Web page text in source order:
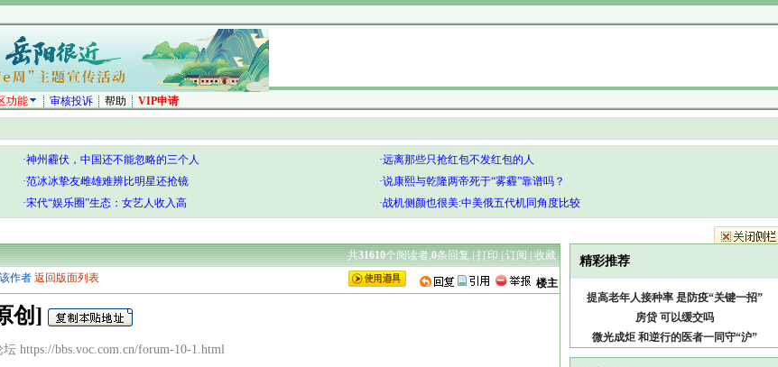
功能 审核投诉 帮助 VIP申请
·神州霾伏，中国还不能忽略的三个人
·远离那些只抢红包不发红包的人
·范冰冰挚友雌雄难辨比明星还抢镜
·说康熙与乾隆两帝死于“雾霾”靠谱吗？
·宋代“娱乐圈”生态：女艺人收入高 ·战机侧颜也很美:中美俄五代机同角度比较
共31610个阅读者,0条回复 |打印|订阅|收藏
楼主
作者 返回版面列表
创]
https://bbs.voc.com.cn/forum-10-1.html
精彩推荐
提高老年人接种率 是防疫“关键一招”
房贷 可以缓交吗
微光成炬 和逆行的医者一同守“沪”